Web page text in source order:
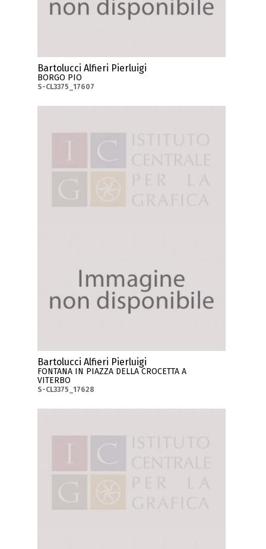
Bartolucci Alfieri Pierluigi
BORGO PIO
S-CL3375_17607
Bartolucci Alfieri Pierluigi
FONTANA IN PIAZZA DELLA CROCETTA A
VITERBO
S-CL3375_17628